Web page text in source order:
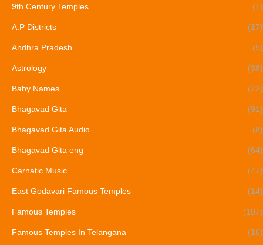
9th Century Temples (1)
A.P Districts (17)
Andhra Pradesh (5)
Astrology (38)
Baby Names (22)
Bhagavad Gita (91)
Bhagavad Gita Audio (8)
Bhagavad Gita eng (64)
Carnatic Music (47)
East Godavari Famous Temples (14)
Famous Temples (107)
Famous Temples In Telangana (16)